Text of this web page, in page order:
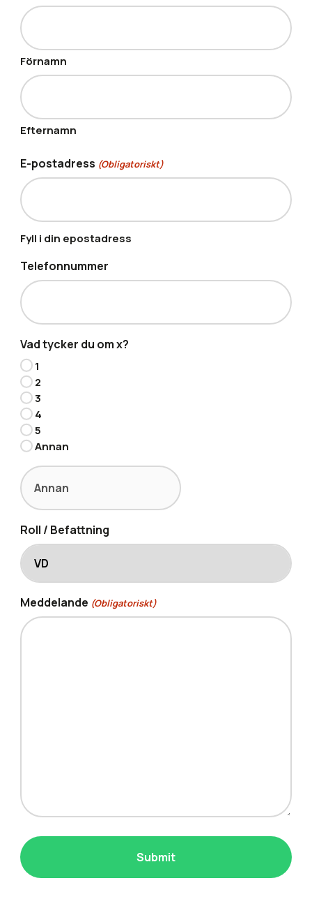
Förnamn
Efternamn
E-postadress (Obligatoriskt)
Fyll i din epostadress
Telefonnummer
Vad tycker du om x?
1
2
3
4
5
Annan
Roll / Befattning
Meddelande (Obligatoriskt)